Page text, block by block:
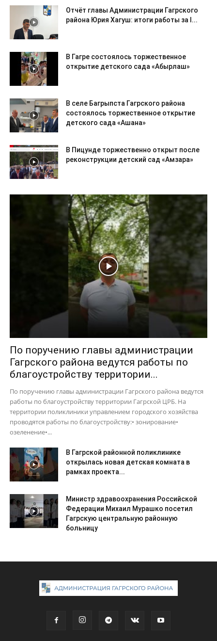
Отчёт главы Администрации Гагрского
района Юрия Хагуш: итоги работы за I...
В Гагре состоялось торжественное
открытие детского сада «Абырлаш»
В селе Багрыпста Гагрского района
состоялось торжественное открытие
детского сада «Ашана»
В Пицунде торжественно открыт после
реконструкции детский сад «Амзара»
По поручению главы администрации
Гагрского района ведутся работы по
благоустройству территории...
По поручению главы администрации Гагрского района ведутся
работы по благоустройству территории Гагрской ЦРБ. На
территории поликлиники управлением городского хозяйства
проводятся работы по благоустройству:• зонирование•
озеленение•...
В Гагрской районной поликлинике
открылась новая детская комната в
рамках проекта...
Министр здравоохранения Российской
Федерации Михаил Мурашко посетил
Гагрскую центральную районную
больницу